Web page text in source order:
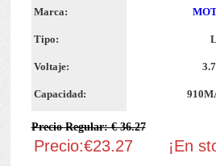
Marca:
Tipo:
Voltaje:
Capacidad:
Precio Regular: € 36.27
Precio:€23.27 ¡En